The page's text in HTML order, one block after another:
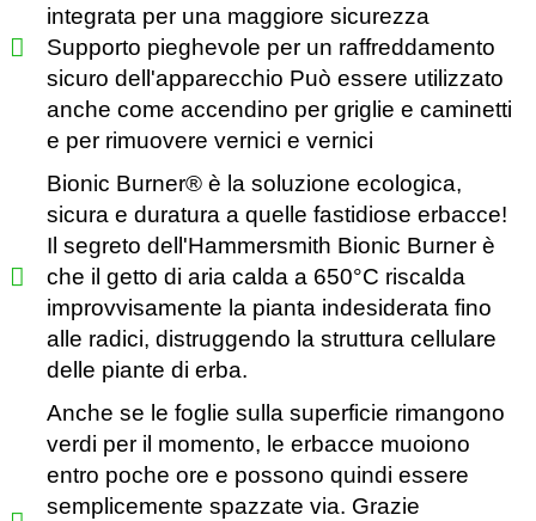
integrata per una maggiore sicurezza
Supporto pieghevole per un raffreddamento
sicuro dell'apparecchio Può essere utilizzato
anche come accendino per griglie e caminetti
e per rimuovere vernici e vernici
Bionic Burner®️ è la soluzione ecologica,
sicura e duratura a quelle fastidiose erbacce!
Il segreto dell'Hammersmith Bionic Burner è
che il getto di aria calda a 650°C riscalda
improvvisamente la pianta indesiderata fino
alle radici, distruggendo la struttura cellulare
delle piante di erba.
Anche se le foglie sulla superficie rimangono
verdi per il momento, le erbacce muoiono
entro poche ore e possono quindi essere
semplicemente spazzate via. Grazie